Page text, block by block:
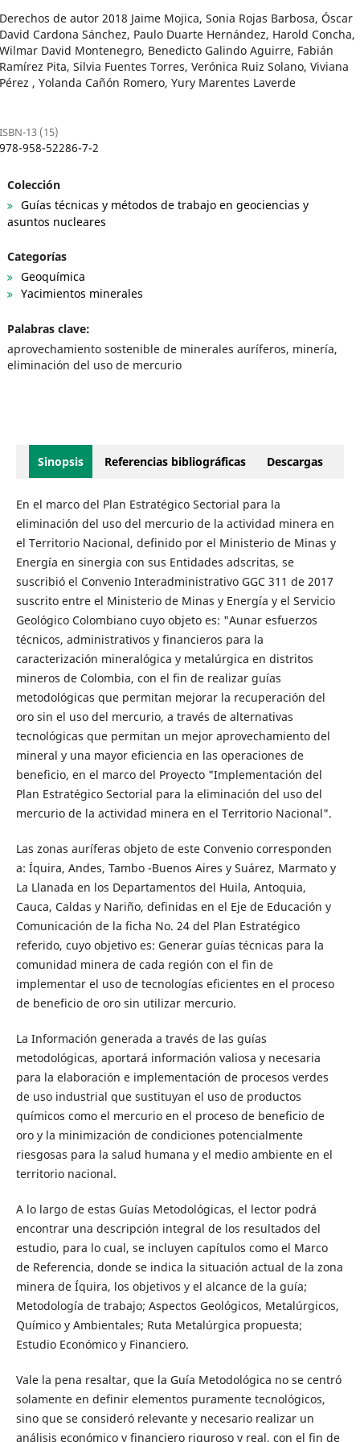
Derechos de autor 2018 Jaime Mojica, Sonia Rojas Barbosa, Óscar
David Cardona Sánchez, Paulo Duarte Hernández, Harold Concha,
Wilmar David Montenegro, Benedicto Galindo Aguirre, Fabián
Ramírez Pita, Silvia Fuentes Torres, Verónica Ruiz Solano, Viviana
Pérez , Yolanda Cañón Romero, Yury Marentes Laverde
ISBN-13 (15)
978-958-52286-7-2
Colección
Guías técnicas y métodos de trabajo en geociencias y
asuntos nucleares
Categorías
Geoquímica
Yacimientos minerales
Palabras clave:
aprovechamiento sostenible de minerales auríferos, minería,
eliminación del uso de mercurio
Sinopsis Referencias bibliográficas Descargas
En el marco del Plan Estratégico Sectorial para la
eliminación del uso del mercurio de la actividad minera en
el Territorio Nacional, definido por el Ministerio de Minas y
Energía en sinergia con sus Entidades adscritas, se
suscribió el Convenio Interadministrativo GGC 311 de 2017
suscrito entre el Ministerio de Minas y Energía y el Servicio
Geológico Colombiano cuyo objeto es: "Aunar esfuerzos
técnicos, administrativos y financieros para la
caracterización mineralógica y metalúrgica en distritos
mineros de Colombia, con el fin de realizar guías
metodológicas que permitan mejorar la recuperación del
oro sin el uso del mercurio, a través de alternativas
tecnológicas que permitan un mejor aprovechamiento del
mineral y una mayor eficiencia en las operaciones de
beneficio, en el marco del Proyecto "Implementación del
Plan Estratégico Sectorial para la eliminación del uso del
mercurio de la actividad minera en el Territorio Nacional".
Las zonas auríferas objeto de este Convenio corresponden
a: Íquira, Andes, Tambo -Buenos Aires y Suárez, Marmato y
La Llanada en los Departamentos del Huila, Antoquia,
Cauca, Caldas y Nariño, definidas en el Eje de Educación y
Comunicación de la ficha No. 24 del Plan Estratégico
referido, cuyo objetivo es: Generar guías técnicas para la
comunidad minera de cada región con el fin de
implementar el uso de tecnologías eficientes en el proceso
de beneficio de oro sin utilizar mercurio.
La Información generada a través de las guías
metodológicas, aportará información valiosa y necesaria
para la elaboración e implementación de procesos verdes
de uso industrial que sustituyan el uso de productos
químicos como el mercurio en el proceso de beneficio de
oro y la minimización de condiciones potencialmente
riesgosas para la salud humana y el medio ambiente en el
territorio nacional.
A lo largo de estas Guías Metodológicas, el lector podrá
encontrar una descripción integral de los resultados del
estudio, para lo cual, se incluyen capítulos como el Marco
de Referencia, donde se indica la situación actual de la zona
minera de Íquira, los objetivos y el alcance de la guía;
Metodología de trabajo; Aspectos Geológicos, Metalúrgicos,
Químico y Ambientales; Ruta Metalúrgica propuesta;
Estudio Económico y Financiero.
Vale la pena resaltar, que la Guía Metodológica no se centró
solamente en definir elementos puramente tecnológicos,
sino que se consideró relevante y necesario realizar un
análisis económico y financiero riguroso y real, con el fin de